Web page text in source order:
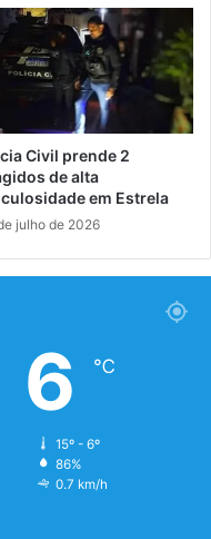
Civil prende 2
de alta
em Estrela
julho de 2026
6 ℃
15º - 6º
86%
0.7 km/h